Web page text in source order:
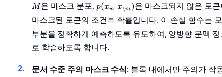
M
M은 마스크 분포, p(x_m |
x_{\setminus
m})
p(xm x∖m)은 마스크되지 않은 토
마스크된 토큰의 조건부 확률입니다. 이 손실 함수는
부분을 정확하게 예측하도록 유도하여, 양방향 문맥
로 학습하도록 합니다.
문서 수준 주의 마스크 수식: 블록 내에서만 주의가 작